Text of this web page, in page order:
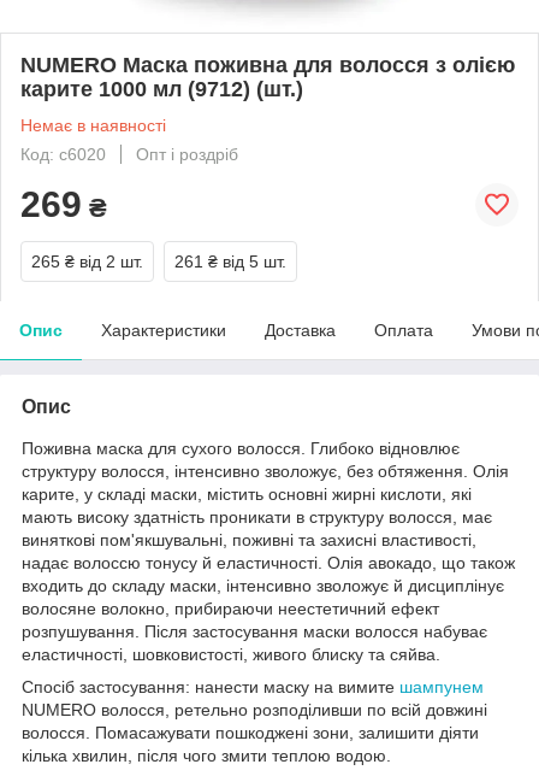
NUMERO Маска поживна для волосся з олією
карите 1000 мл (9712) (шт.)
Немає в наявності
Код: с6020
Опт і роздріб
269 ₴
265 ₴ від 2 шт. 261 ₴ від 5 шт.
Опис Характеристики Доставка Оплата Умови
Опис
Поживна маска для сухого волосся. Глибоко відновлює
структуру волосся, інтенсивно зволожує, без обтяження. Олія
карите, у складі маски, містить основні жирні кислоти, які
мають високу здатність проникати в структуру волосся, має
виняткові пом'якшувальні, поживні та захисні властивості,
надає волоссю тонусу й еластичності. Олія авокадо, що також
входить до складу маски, інтенсивно зволожує й дисциплінує
волосяне волокно, прибираючи неестетичний ефект
розпушування. Після застосування маски волосся набуває
еластичності, шовковистості, живого блиску та сяйва.
Спосіб застосування: нанести маску на вимите шампунем
NUMERO волосся, ретельно розподіливши по всій довжині
волосся. Помасажувати пошкоджені зони, залишити діяти
кілька хвилин, після чого змити теплою водою.